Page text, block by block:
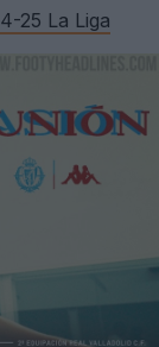
25 La Liga